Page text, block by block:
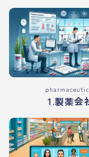
1.製薬会